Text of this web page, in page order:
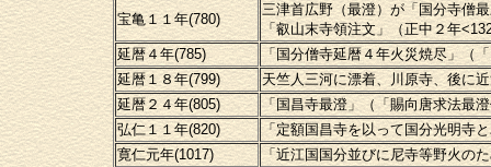
宝亀１１年(780)
三津首広野（最澄）が「国分寺僧
「叡山末寺領注文」（正中２年
延暦４年(785)
「国分僧寺延暦４年火災焼尽」（
延暦１８年(799)
天竺人三河に漂着、川原寺、後に
延暦２４年(805)
「国昌寺最澄」（「賜向唐求法最
弘仁１１年(820)
「定額国昌寺を以って国分光明寺
寛仁元年(1017)
「近江国国分並びに尼寺等野火の